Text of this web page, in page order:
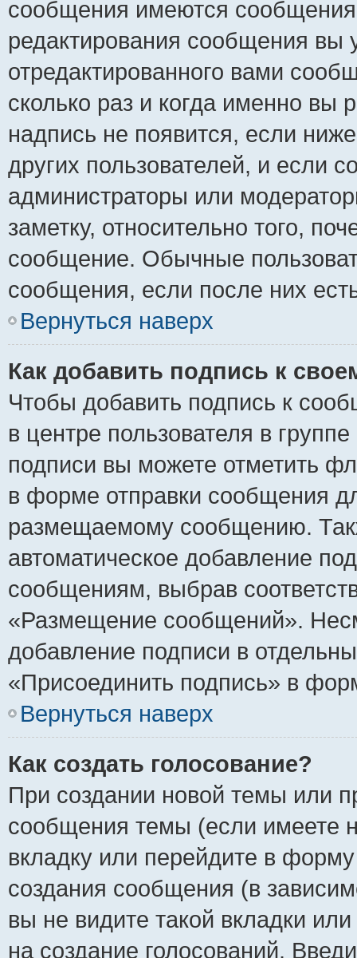
сообщения имеются сообщения
редактирования сообщения
отредактированного вами
сколько раз и когда именно
надпись не появится, если
других пользователей, и если
администраторы или
заметку, относительно того,
сообщение. Обычные
сообщения, если после них
Вернуться наверх
Как добавить подпись к
Чтобы добавить подпись к
в центре пользователя в
подписи вы можете отметить
в форме отправки сообщения
размещаемому сообщению.
автоматическое добавление
сообщениям, выбрав
«Размещение сообщений».
добавление подписи в
«Присоединить подпись» в
Вернуться наверх
Как создать голосование?
При создании новой темы или
сообщения темы (если имеете
вкладку или перейдите в
создания сообщения (в
вы не видите такой вкладки
на создание голосований.